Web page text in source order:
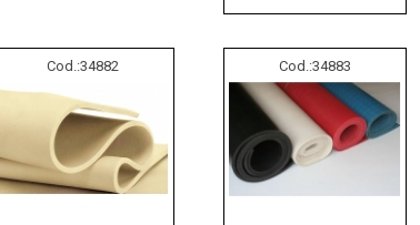
Cod.:34882 Cod.:34883